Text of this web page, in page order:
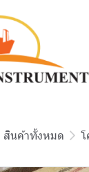
สินค้าทั้งหมด